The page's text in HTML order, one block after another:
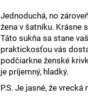
5
hviezdičiek.
Jednoduchá, no
žena v šatníku. Krásne
Táto sukňa sa stane
praktickosťou vás
podčiarkne ženské
je príjemný, hladký.
P.S. Je jasné, že vrecká